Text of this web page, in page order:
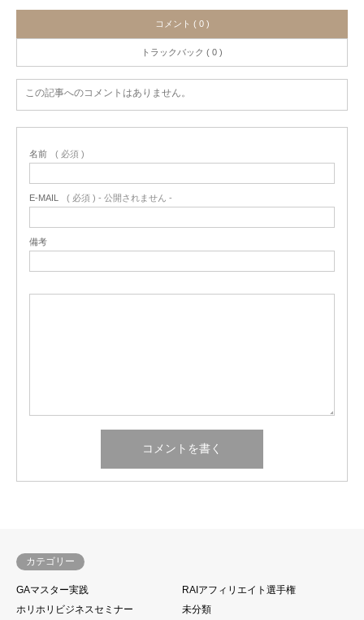
コメント ( 0 )
トラックバック ( 0 )
この記事へのコメントはありません。
名前 ( 必須 )
E-MAIL ( 必須 ) - 公開されません -
備考
カテゴリー
GAマスター実践
RAIアフィリエイト選手権
ホリホリビジネスセミナー
未分類